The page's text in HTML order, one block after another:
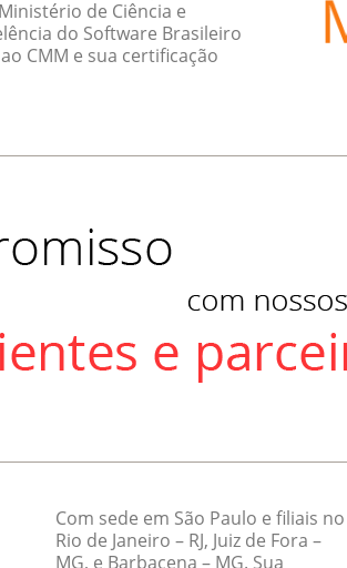
de Ciência e
do Software Brasileiro
CMM e sua certificação
Com sede em São Paulo e filiais no
Rio de Janeiro – RJ, Juiz de Fora –
MG, e Barbacena – MG. Sua